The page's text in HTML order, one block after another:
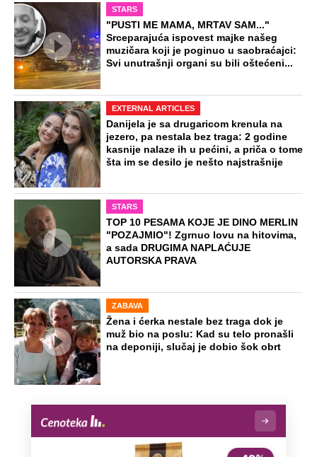
NA VREME SVE
Ovo su neradni dani početkom 2026.
godine: Organizujte sebi mini odmor od
čak četiri slobodna dana